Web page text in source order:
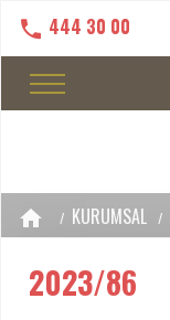
444 30 00
KURUMSAL
2023/86